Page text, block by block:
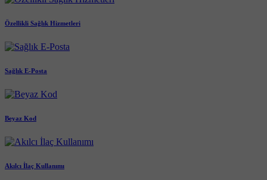
Özellikli Sağlık Hizmetleri
Sağlık E-Posta
Beyaz Kod
Akılcı İlaç Kullanımı